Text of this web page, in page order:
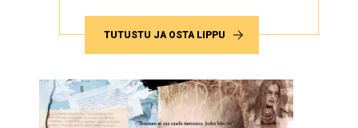
TUTUSTU JA OSTA LIPPU